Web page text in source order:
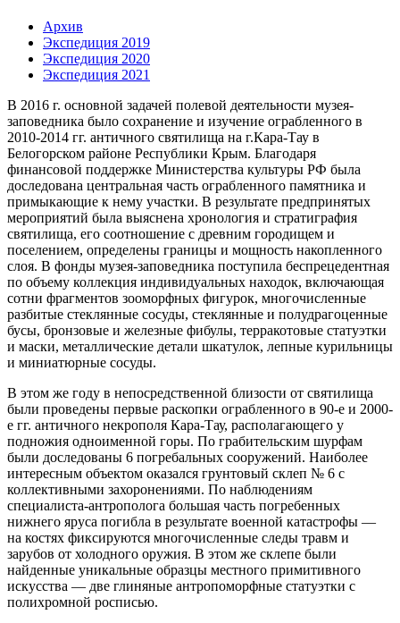
Архив
Экспедиция 2019
Экспедиция 2020
Экспедиция 2021
В 2016 г. основной задачей полевой деятельности музея-
заповедника было сохранение и изучение ограбленного в
2010-2014 гг. античного святилища на г.Кара-Тау в
Белогорском районе Республики Крым. Благодаря
финансовой поддержке Министерства культуры РФ была
доследована центральная часть ограбленного памятника и
примыкающие к нему участки. В результате предпринятых
мероприятий была выяснена хронология и стратиграфия
святилища, его соотношение с древним городищем и
поселением, определены границы и мощность накопленного
слоя. В фонды музея-заповедника поступила беспрецедентная
по объему коллекция индивидуальных находок, включающая
сотни фрагментов зооморфных фигурок, многочисленные
разбитые стеклянные сосуды, стеклянные и полудрагоценные
бусы, бронзовые и железные фибулы, терракотовые статуэтки
и маски, металлические детали шкатулок, лепные курильницы
и миниатюрные сосуды.
В этом же году в непосредственной близости от святилища
были проведены первые раскопки ограбленного в 90-е и 2000-
е гг. античного некрополя Кара-Тау, располагающего у
подножия одноименной горы. По грабительским шурфам
были доследованы 6 погребальных сооружений. Наиболее
интересным объектом оказался грунтовый склеп № 6 с
коллективными захоронениями. По наблюдениям
специалиста-антрополога большая часть погребенных
нижнего яруса погибла в результате военной катастрофы —
на костях фиксируются многочисленные следы травм и
зарубов от холодного оружия. В этом же склепе были
найденные уникальные образцы местного примитивного
искусства — две глиняные антропоморфные статуэтки с
полихромной росписью.